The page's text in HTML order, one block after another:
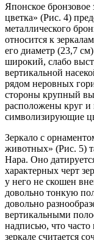
Японское бронзовое
цветка» (Рис. 4)
металлического
относится к
его диаметр (23,7
широкий, слабо
вертикальной
рядом неровных
стороны крупный
расположены круг и
символизирующие
Зеркало с
животных» (Рис. 5)
Нара. Оно
характерных черт
у него не скошен
довольно тонкую
довольно
вертикальными
надписью, что
зеркале считается